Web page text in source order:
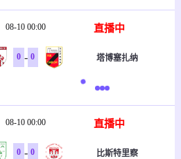
08-10 00:00 直播中
0 - 0 塔博塞扎纳
08-10 00:00 直播中
0 - 0 比斯特里察